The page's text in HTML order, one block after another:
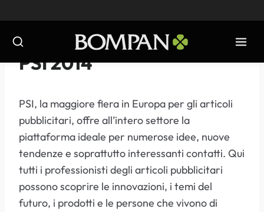
al
contenuto
EVENTI
PSI 2014
PSI, la maggiore fiera in Europa per gli articoli
pubblicitari, offre all’intero settore la
piattaforma ideale per numerose idee, nuove
tendenze e soprattutto interessanti contatti. Qui
tutti i professionisti degli articoli pubblicitari
possono scoprire le innovazioni, i temi del
futuro, i prodotti e le persone che vivono di